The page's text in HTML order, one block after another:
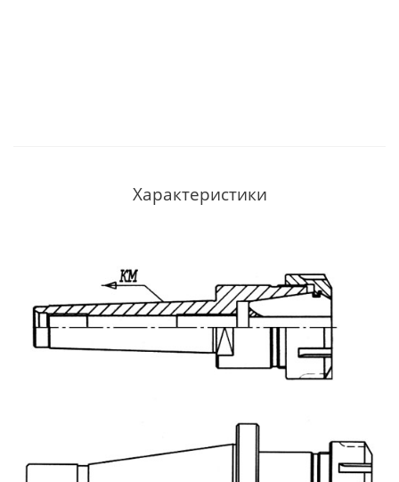
Характеристики